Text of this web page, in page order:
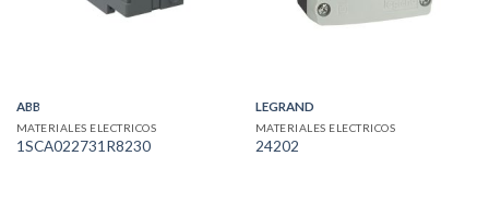
ABB
MATERIALES ELECTRICOS
1SCA022731R8230
LEGRAND
MATERIALES ELECTRICOS
24202